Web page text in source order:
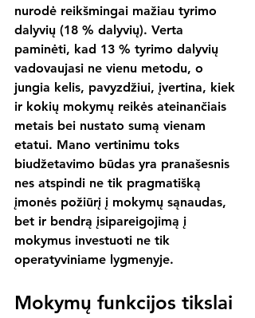
nurodė reikšmingai mažiau tyrimo
dalyvių (18 % dalyvių). Verta
paminėti, kad 13 % tyrimo dalyvių
vadovaujasi ne vienu metodu, o
jungia kelis, pavyzdžiui, įvertina, kiek
ir kokių mokymų reikės ateinančiais
metais bei nustato sumą vienam
etatui. Mano vertinimu toks
biudžetavimo būdas yra pranašesnis
nes atspindi ne tik pragmatišką
įmonės požiūrį į mokymų sąnaudas,
bet ir bendrą įsipareigojimą į
mokymus investuoti ne tik
operatyviniame lygmenyje.
Mokymų funkcijos tikslai